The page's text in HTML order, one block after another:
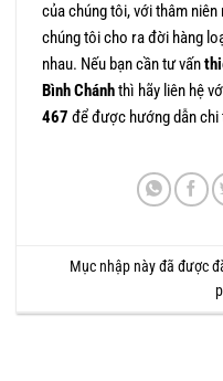
của chúng tôi, với thâm
chúng tôi cho ra đời hàng
nhau. Nếu bạn cần tư vấn
Bình Chánhthì hãy liên hệ
467 để được hướng dẫn chi
Mục nhập này đã được